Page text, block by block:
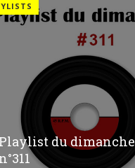
Playlist du dimanche
n°311